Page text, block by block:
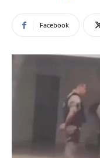
Facebook